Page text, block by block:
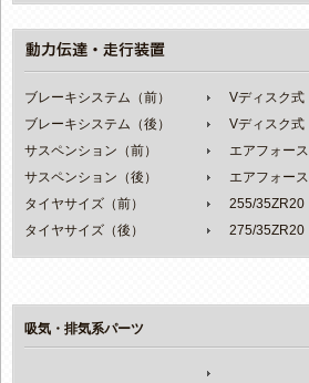
ブレーキシステム（前）
Vディスク式
ブレーキシステム（後）
Vディスク式
サスペンション（前）
エアフォース
サスペンション（後）
エアフォース
タイヤサイズ（前）
255/35ZR20
タイヤサイズ（後）
275/35ZR20
吸気・排気系パーツ